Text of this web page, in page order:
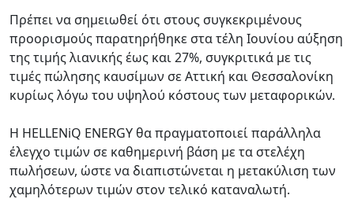
Πρέπει να σημειωθεί ότι στους συγκεκριμένους
προορισμούς παρατηρήθηκε στα τέλη Ιουνίου αύξηση
της τιμής λιανικής έως και 27%, συγκριτικά με τις
τιμές πώλησης καυσίμων σε Αττική και Θεσσαλονίκη
κυρίως λόγω του υψηλού κόστους των μεταφορικών.
Η HELLENiQ ENERGY θα πραγματοποιεί παράλληλα
έλεγχο τιμών σε καθημερινή βάση με τα στελέχη
πωλήσεων, ώστε να διαπιστώνεται η μετακύλιση των
χαμηλότερων τιμών στον τελικό καταναλωτή.